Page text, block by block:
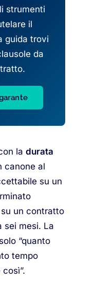
strumenti
il
guida trovi
da
la durata
canone al
su un
un contratto
sei mesi. La
“quanto
tempo